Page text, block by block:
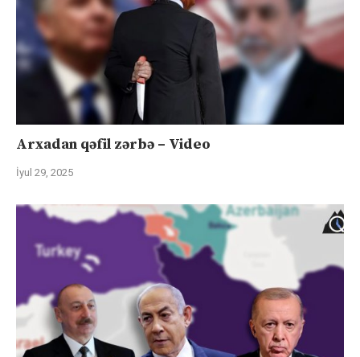
Arxadan qəfil zərbə – Video
İyul 29, 2025